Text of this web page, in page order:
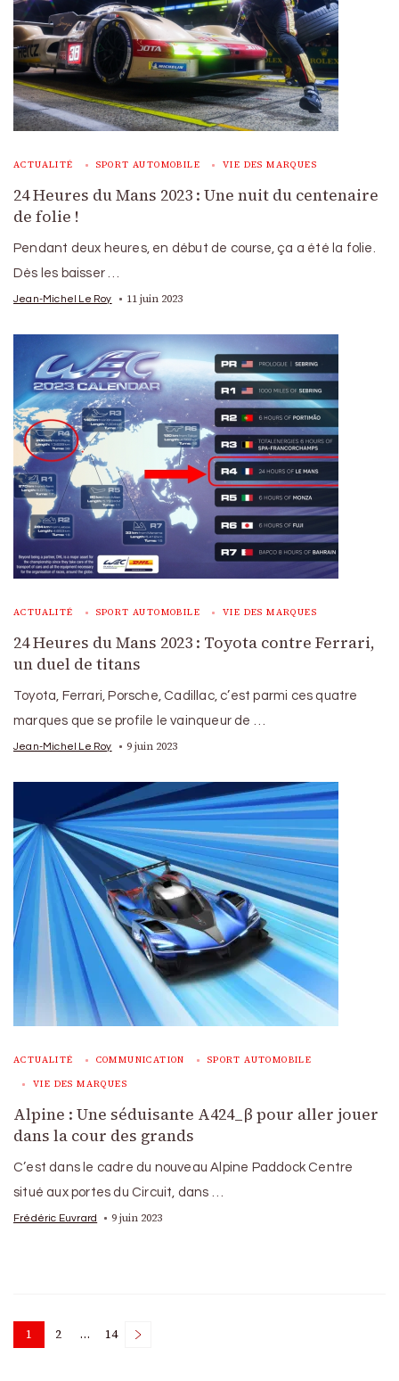
ACTUALITÉ SPORT AUTOMOBILE VIE DES MARQUES
24 Heures du Mans 2023 : Une nuit du centenaire
de folie !
Pendant deux heures, en début de course, ça a été la folie.
Dès les baisser …
Jean-Michel Le Roy 11 juin 2023
ACTUALITÉ SPORT AUTOMOBILE VIE DES MARQUES
24 Heures du Mans 2023 : Toyota contre Ferrari,
un duel de titans
Toyota, Ferrari, Porsche, Cadillac, c’est parmi ces quatre
marques que se profile le vainqueur de …
Jean-Michel Le Roy 9 juin 2023
ACTUALITÉ COMMUNICATION SPORT AUTOMOBILE
VIE DES MARQUES
Alpine : Une séduisante A424_β pour aller jouer
dans la cour des grands
C’est dans le cadre du nouveau Alpine Paddock Centre
situé aux portes du Circuit, dans …
Frédéric Euvrard 9 juin 2023
Posts
Page
1 Page
2 … Page
14